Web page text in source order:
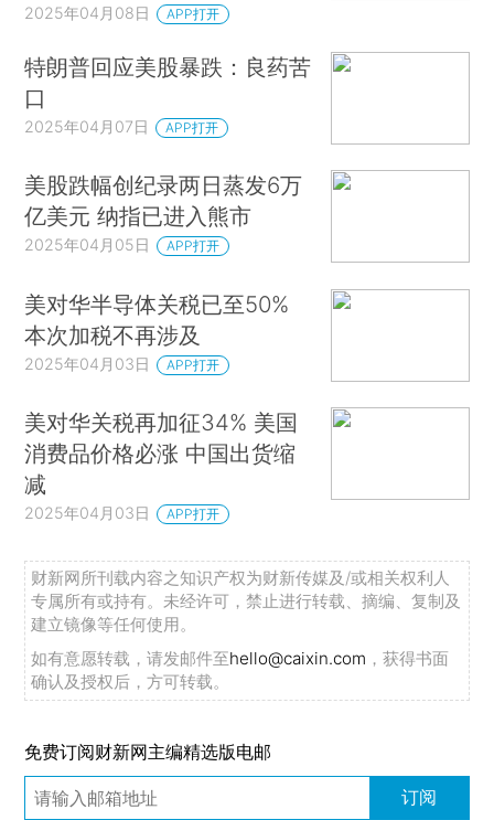
2025年04月08日 APP打开
特朗普回应美股暴跌：良药苦
口
2025年04月07日 APP打开
美股跌幅创纪录两日蒸发6万
亿美元 纳指已进入熊市
2025年04月05日 APP打开
美对华半导体关税已至50%
本次加税不再涉及
2025年04月03日 APP打开
美对华关税再加征34% 美国
消费品价格必涨 中国出货缩
减
2025年04月03日 APP打开
财新网所刊载内容之知识产权为财新传媒及/或相关权利人
专属所有或持有。未经许可，禁止进行转载、摘编、复制及
建立镜像等任何使用。
如有意愿转载，请发邮件至hello@caixin.com ，获得书面
确认及授权后，方可转载。
免费订阅财新网主编精选版电邮
订阅